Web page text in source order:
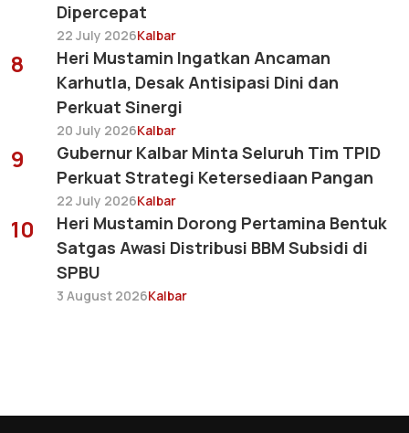
Dipercepat
22 July 2026Kalbar
8
Heri Mustamin Ingatkan Ancaman
Karhutla, Desak Antisipasi Dini dan
Perkuat Sinergi
20 July 2026Kalbar
9
Gubernur Kalbar Minta Seluruh Tim TPID
Perkuat Strategi Ketersediaan Pangan
22 July 2026Kalbar
10
Heri Mustamin Dorong Pertamina Bentuk
Satgas Awasi Distribusi BBM Subsidi di
SPBU
3 August 2026Kalbar